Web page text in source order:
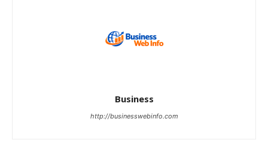
Business
http://businesswebinfo.com